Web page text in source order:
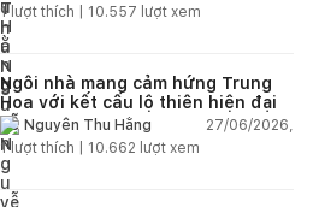
1lượt thích | 10.557 lượt xem
Ngôi nhà mang cảm hứng Trung
Hoa với kết cấu lộ thiên hiện đại
Nguyễn Thu Hằng
27/06/2026,
1lượt thích | 10.662 lượt xem